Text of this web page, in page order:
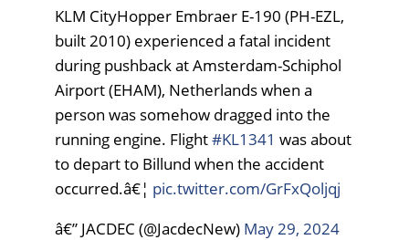
KLM CityHopper Embraer E-190 (PH-EZL,
built 2010) experienced a fatal incident
during pushback at Amsterdam-Schiphol
Airport (EHAM), Netherlands when a
person was somehow dragged into the
running engine. Flight#KL1341 was about
to depart to Billund when the accident
occurred.â€¦ pic.twitter.com/GrFxQoljqj
â€” JACDEC (@JacdecNew) May 29, 2024